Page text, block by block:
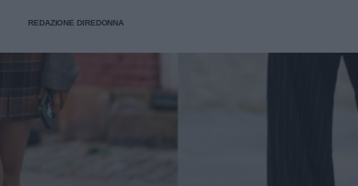
REDAZIONE DIREDONNA